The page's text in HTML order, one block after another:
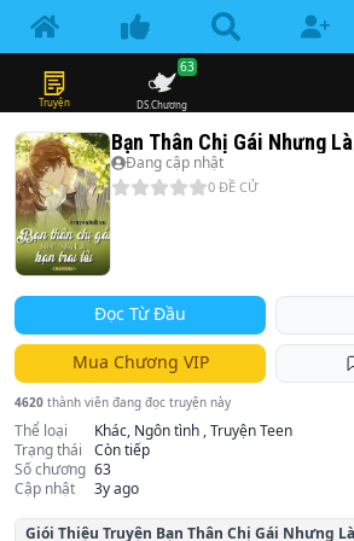
Truyện DS.Chương
63
Bạn Thân Chị Gái Nhưng
Đang cập nhật
0 ĐỀ CỬ
Đọc Từ Đầu
Mua Chương VIP
4620 thành viên đang đọc truyện này
Thể loại
Khác, Ngôn tình , Truyện Teen
Trạng thái
Còn tiếp
Số chương 63
Cập nhật
3y ago
Giói Thiệu Truyện Bạn Thân Chị Gái Nhưng